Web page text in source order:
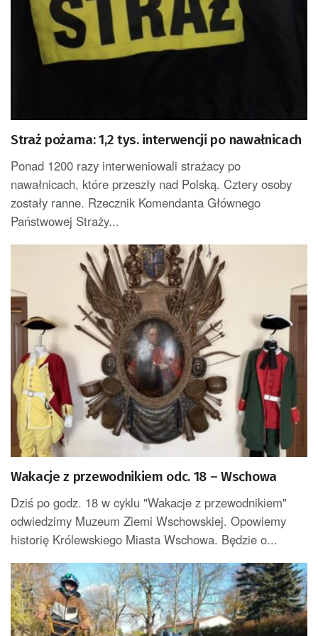
Straż pożarna: 1,2 tys. interwencji po nawałnicach
Ponad 1200 razy interweniowali strażacy po
nawałnicach, które przeszły nad Polską. Cztery osoby
zostały ranne. Rzecznik Komendanta Głównego
Państwowej Straży...
Wakacje z przewodnikiem odc. 18 – Wschowa
Dziś po godz. 18 w cyklu "Wakacje z przewodnikiem"
odwiedzimy Muzeum Ziemi Wschowskiej. Opowiemy
historię Królewskiego Miasta Wschowa. Będzie o...